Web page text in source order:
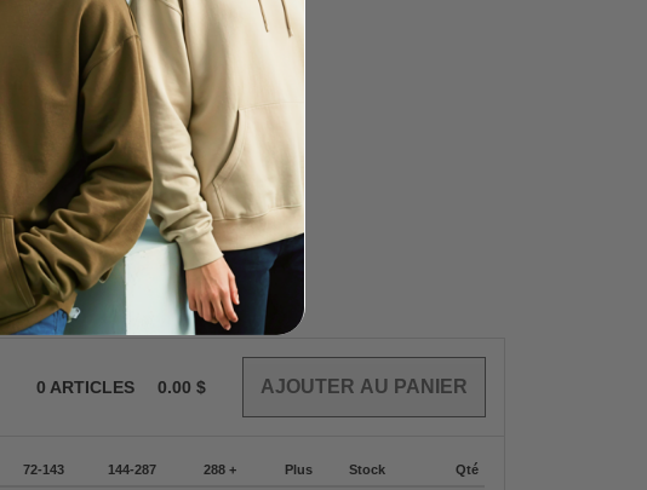
0 ARTICLES 0.00 $
72-143 144-287 288 + Plus Stock Qté